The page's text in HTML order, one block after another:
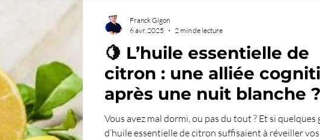
🍋 L’huile essentielle de
citron : une alliée
après une nuit blanche ?
Vous avez mal dormi, ou pas du tout ? Et si quelques
d’huile essentielle de citron suffisaient à réveiller vos
Franck Gigon
6 avr. 2025
2 min de lecture